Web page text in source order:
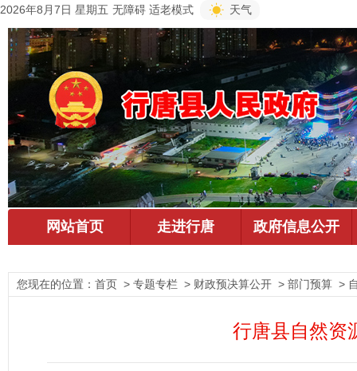
2026年8月7日 星期五 无障碍 适老模式 天气
您现在的位置： 首页 > 专题专栏 > 财政预决算公开 > 部门预算 >
行唐县自然资